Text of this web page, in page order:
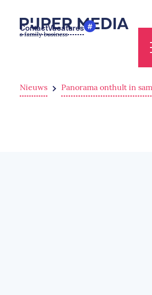
Contact #
Vacatures
Nieuws Panorama onthult in